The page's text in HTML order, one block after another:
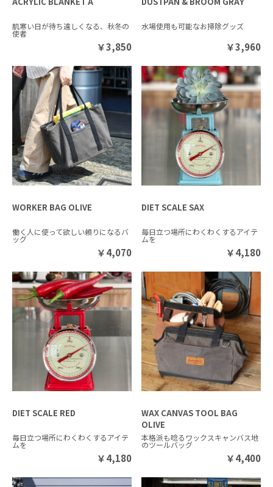
肌寒い日が待ち遠しくなる、秋冬の
使者
￥3,850
水場使用も可能なお掃除グッズ
￥3,960
WORKER BAG OLIVE
働く人に使って欲しい頼りになるバ
ッグ
￥4,070
DIET SCALE SAX
毎日立つ場所にわくわくするアイテ
ムを
￥4,180
DIET SCALE RED
毎日立つ場所にわくわくするアイテ
ムを
￥4,180
WAX CANVAS TOOL BAG
OLIVE
本格派も唸るワックスキャンバス地
のツールバッグ
￥4,400